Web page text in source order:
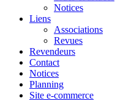
Notices
Liens
Associations
Revues
Revendeurs
Contact
Notices
Planning
Site e-commerce